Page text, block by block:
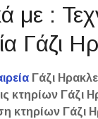
με :
Γάζι
Γάζι
κτηρίων Γάζι
κτηρίων Γάζι